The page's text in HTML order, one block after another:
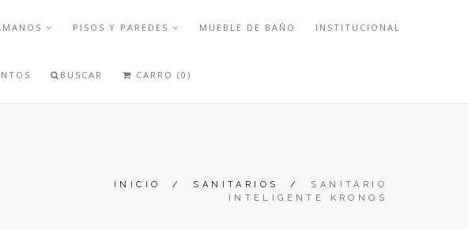
PISOS Y PAREDES MUEBLE DE BAÑO INSTITUCIONAL
BUSCAR CARRO (0)
INICIO / SANITARIOS / SANITARIO
INTELIGENTE KRONOS